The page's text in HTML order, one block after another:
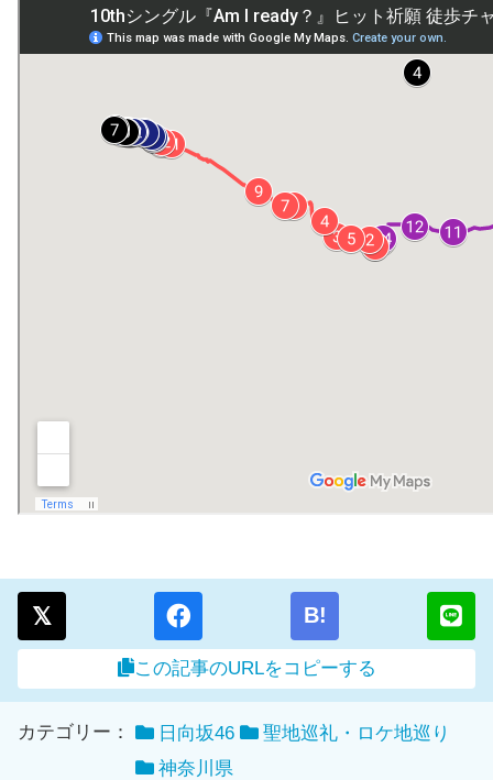
B!
この記事のURLをコピーする
カテゴリー： 日向坂46
聖地巡礼・ロケ地巡り
神奈川県